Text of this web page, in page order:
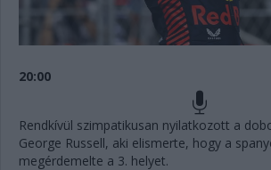
20:00
Rendkívül szimpatikusan nyilatkozott a
George Russell, aki elismerte, hogy a
megérdemelte a 3. helyet.